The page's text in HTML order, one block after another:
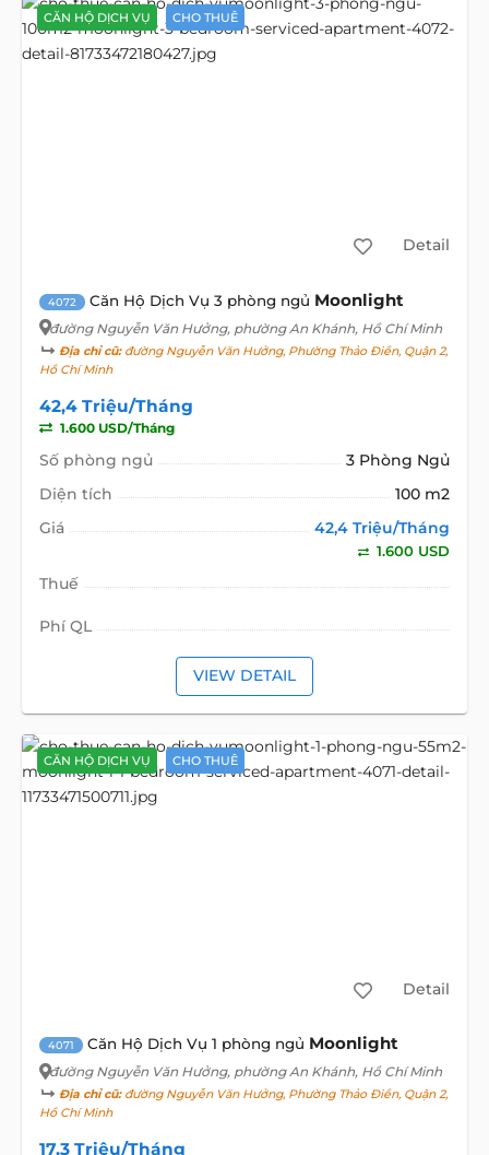
CĂN HỘ DỊCH VỤ CHO THUÊ
Detail
4072 Căn Hộ Dịch Vụ 3 phòng ngủ Moonlight
đường Nguyễn Văn Hưởng, phường An Khánh, Hồ Chí Minh
Địa chỉ cũ:đường Nguyễn Văn Hưởng, Phường Thảo Điền, Quận 2,
Hồ Chí Minh
42,4 Triệu/Tháng
1.600 USD/Tháng
Số phòng ngủ
3 Phòng Ngủ
Diện tích
100 m2
Giá
42,4 Triệu/Tháng
1.600 USD
Thuế
Phí QL
VIEW DETAIL
CĂN HỘ DỊCH VỤ CHO THUÊ
Detail
4071 Căn Hộ Dịch Vụ 1 phòng ngủ Moonlight
đường Nguyễn Văn Hưởng, phường An Khánh, Hồ Chí Minh
Địa chỉ cũ:đường Nguyễn Văn Hưởng, Phường Thảo Điền, Quận 2,
Hồ Chí Minh
17,3 Triệu/Tháng